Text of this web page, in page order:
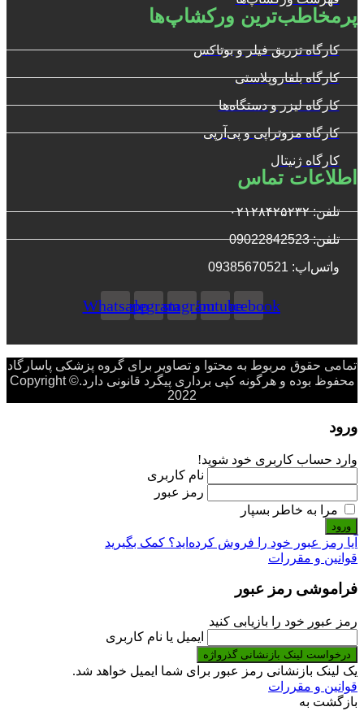
پرمخاطب‌ترین ورکشاپ‌ها
کارگاه تزریق فیلر و بوتاکس
کارگاه بلفاروپلاستی
کارگاه لیزر و دستگاه‌ها
کارگاه مزوتراپی و پی‌آرپی
کارگاه ژنیتال
اطلاعات تماس
تلفن: ۰۲۱۲۸۴۲۵۲۳۲
تلفن: 09022842523
واتس‌‌اپ: 09385670521
Facebook
Youtube
Instagram
Telegram
Whatsapp
تمامی حقوق مربوط به محتوا و تصاویر برای گروه پزشکی پاسارگاد
محفوظ بوده و هرگونه کپی برداری پیگرد قانونی دارد.Copyright ©
2022
ورود
وارد حساب کاربری خود شوید!
نام کاربری
رمز عبور
مرا به خاطر بسپار
ورود
آیا رمز عبور خود را فروش کرده‌اید؟ کمک بگیرید
قوانین و مقررات
فراموشی رمز عبور
رمز عبور خود را بازیابی کنید
ایمیل یا نام کاربری
درخواست لینک بازنشانی گذرواژه
یک لینک بازنشانی رمز عبور برای شما ایمیل خواهد شد.
قوانین و مقررات
بازگشت به